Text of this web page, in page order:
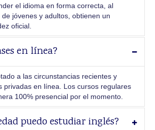
Course & TKT
DIPLOMA COURSE & TKT
el idioma en forma correcta, al
jóvenes y adultos, obtienen un
oficial.
en línea?
a las circunstancias recientes y
privadas en línea. Los cursos regulares
100% presencial por el momento.
puedo estudiar inglés?